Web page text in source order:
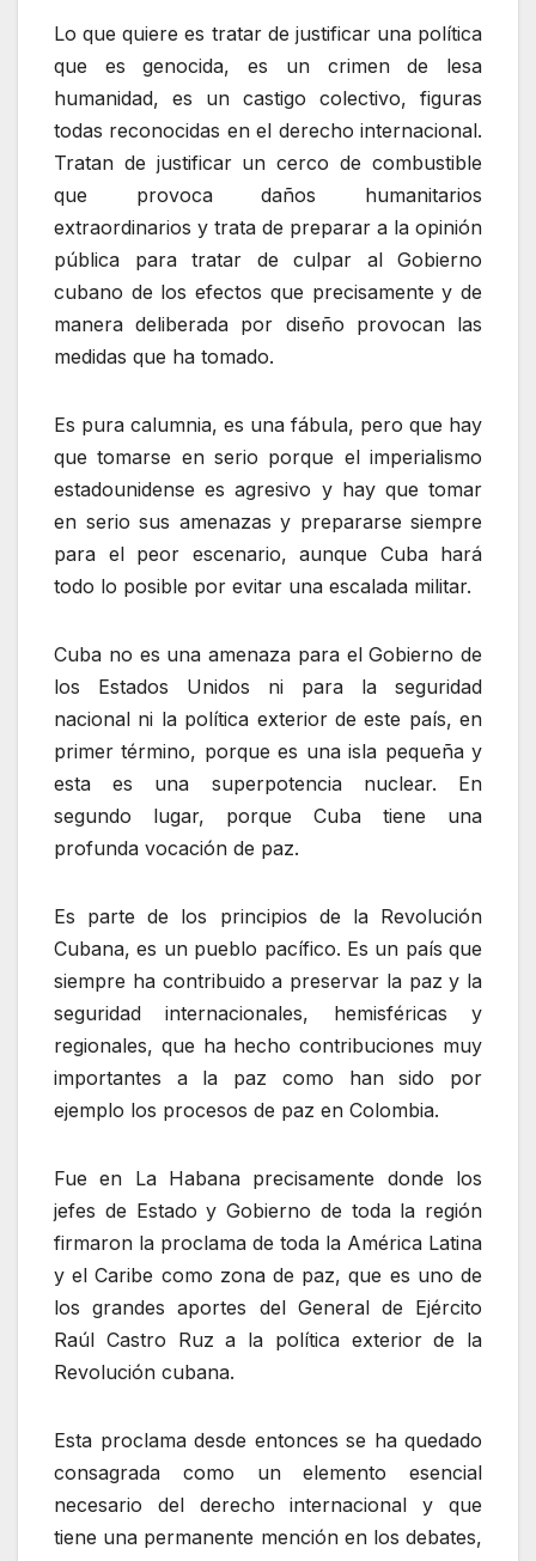
Lo que quiere es tratar de justificar una política
que es genocida, es un crimen de lesa
humanidad, es un castigo colectivo, figuras
todas reconocidas en el derecho internacional.
Tratan de justificar un cerco de combustible
que provoca daños humanitarios
extraordinarios y trata de preparar a la opinión
pública para tratar de culpar al Gobierno
cubano de los efectos que precisamente y de
manera deliberada por diseño provocan las
medidas que ha tomado.
Es pura calumnia, es una fábula, pero que hay
que tomarse en serio porque el imperialismo
estadounidense es agresivo y hay que tomar
en serio sus amenazas y prepararse siempre
para el peor escenario, aunque Cuba hará
todo lo posible por evitar una escalada militar.
Cuba no es una amenaza para el Gobierno de
los Estados Unidos ni para la seguridad
nacional ni la política exterior de este país, en
primer término, porque es una isla pequeña y
esta es una superpotencia nuclear. En
segundo lugar, porque Cuba tiene una
profunda vocación de paz.
Es parte de los principios de la Revolución
Cubana, es un pueblo pacífico. Es un país que
siempre ha contribuido a preservar la paz y la
seguridad internacionales, hemisféricas y
regionales, que ha hecho contribuciones muy
importantes a la paz como han sido por
ejemplo los procesos de paz en Colombia.
Fue en La Habana precisamente donde los
jefes de Estado y Gobierno de toda la región
firmaron la proclama de toda la América Latina
y el Caribe como zona de paz, que es uno de
los grandes aportes del General de Ejército
Raúl Castro Ruz a la política exterior de la
Revolución cubana.
Esta proclama desde entonces se ha quedado
consagrada como un elemento esencial
necesario del derecho internacional y que
tiene una permanente mención en los debates,